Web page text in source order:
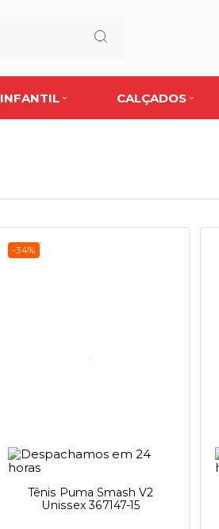
INFANTIL CALÇADOS
-34%
Tênis Puma Smash V2
Unissex 367147-15